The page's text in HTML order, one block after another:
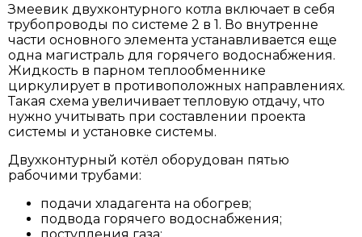
Змеевик двухконтурного котла включает в себя
трубопроводы по системе 2 в 1. Во внутренне
части основного элемента устанавливается еще
одна магистраль для горячего водоснабжения.
Жидкость в парном теплообменнике
циркулирует в противоположных направлениях.
Такая схема увеличивает тепловую отдачу, что
нужно учитывать при составлении проекта
системы и установке системы.
Двухконтурный котёл оборудован пятью
рабочими трубами:
подачи хладагента на обогрев;
подвода горячего водоснабжения;
поступления газа;